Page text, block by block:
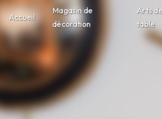
Accueil
Magasin de
décoration
Arts
table